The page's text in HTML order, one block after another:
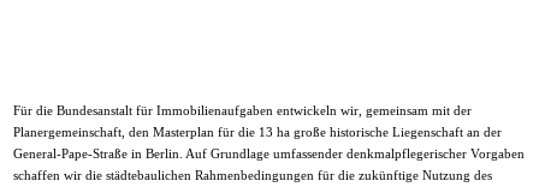
Für die Bundesanstalt für Immobilienaufgaben entwickeln wir, gemeinsam mit der
Planergemeinschaft, den Masterplan für die 13 ha große historische Liegenschaft an der
General-Pape-Straße in Berlin. Auf Grundlage umfassender denkmalpflegerischer Vorgaben
schaffen wir die städtebaulichen Rahmenbedingungen für die zukünftige Nutzung des